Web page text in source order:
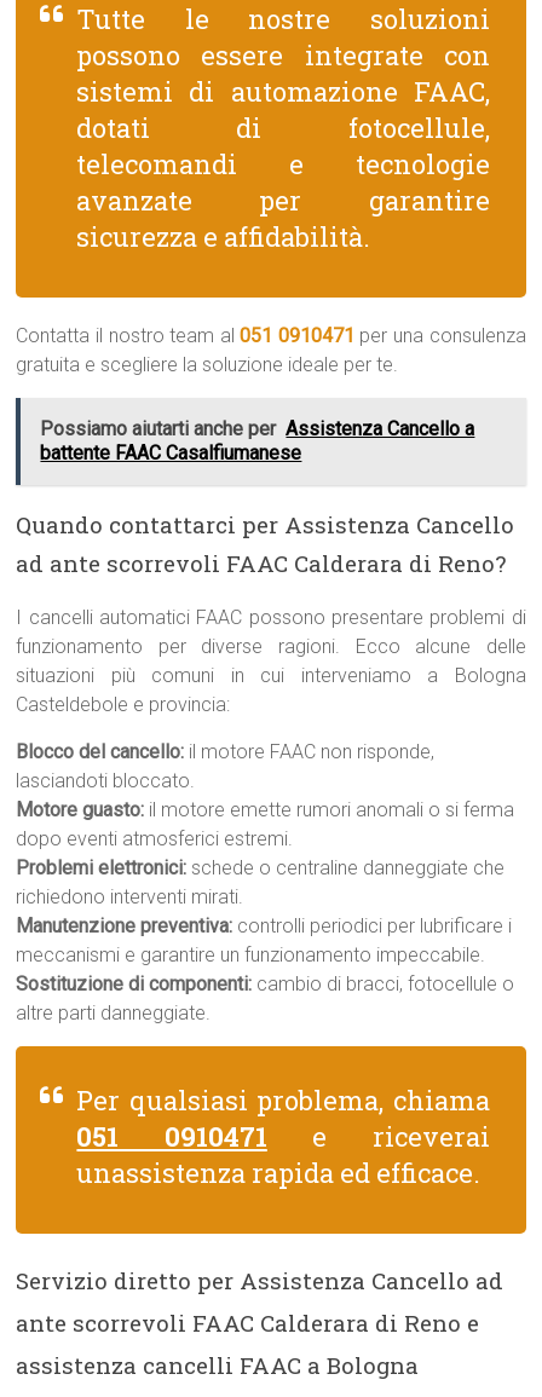
Tutte le nostre soluzioni
possono essere integrate con
sistemi di automazione FAAC,
dotati di fotocellule,
telecomandi e tecnologie
avanzate per garantire
sicurezza e affidabilità.
Contatta il nostro team al051 0910471 per una consulenza
gratuita e scegliere la soluzione ideale per te.
Possiamo aiutarti anche per Assistenza Cancello a
battente FAAC Casalfiumanese
Quando contattarci per Assistenza Cancello
ad ante scorrevoli FAAC Calderara di Reno?
I cancelli automatici FAAC possono presentare problemi di
funzionamento per diverse ragioni. Ecco alcune delle
situazioni più comuni in cui interveniamo a Bologna
Casteldebole e provincia:
Blocco del cancello: il motore FAAC non risponde,
lasciandoti bloccato.
Motore guasto: il motore emette rumori anomali o si ferma
dopo eventi atmosferici estremi.
Problemi elettronici: schede o centraline danneggiate che
richiedono interventi mirati.
Manutenzione preventiva: controlli periodici per lubrificare i
meccanismi e garantire un funzionamento impeccabile.
Sostituzione di componenti: cambio di bracci, fotocellule o
altre parti danneggiate.
Per qualsiasi problema, chiama
051 0910471 e riceverai
unassistenza rapida ed efficace.
Servizio diretto per Assistenza Cancello ad
ante scorrevoli FAAC Calderara di Reno e
assistenza cancelli FAAC a Bologna